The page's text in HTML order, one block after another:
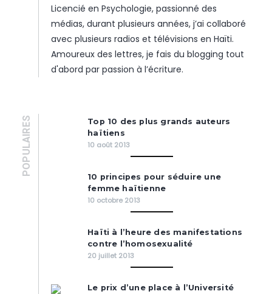
Licencié en Psychologie, passionné des
médias, durant plusieurs années, j’ai collaboré
avec plusieurs radios et télévisions en Haïti.
Amoureux des lettres, je fais du blogging tout
d'abord par passion à l’écriture.
POPULAIRES
Top 10 des plus grands auteurs
haïtiens
10 août 2013
10 principes pour séduire une
femme haïtienne
10 octobre 2013
Haïti à l’heure des manifestations
contre l’homosexualité
20 juillet 2013
Le prix d’une place à l’Université